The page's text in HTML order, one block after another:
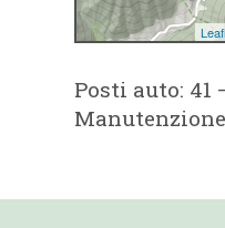
Posti auto: 41
Manutenzione